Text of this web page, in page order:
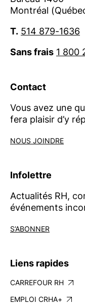
Contact :
Montréal
T. 514 879-1636
Sans frais 1 800
Contact
Vous avez une
fera plaisir d’y
NOUS JOINDRE
Infolettre
Actualités RH,
événements
S’ABONNER
Liens rapides
CARREFOUR RH
EMPLOI CRHA+